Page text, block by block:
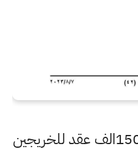
شروط التقديم على ال150الف عقد للخريجين